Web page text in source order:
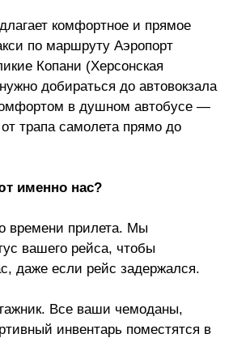
комфортное и прямое
по маршруту Аэропорт
Копани (Херсонская
добираться до автовокзала
в душном автобусе —
трапа самолета прямо до
именно нас?
времени прилета. Мы
вашего рейса, чтобы
даже если рейс задержался.
Все ваши чемоданы,
инвентарь поместятся в